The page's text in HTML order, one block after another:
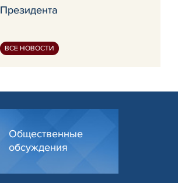
Президента
ВСЕ НОВОСТИ
Общественные
обсуждения